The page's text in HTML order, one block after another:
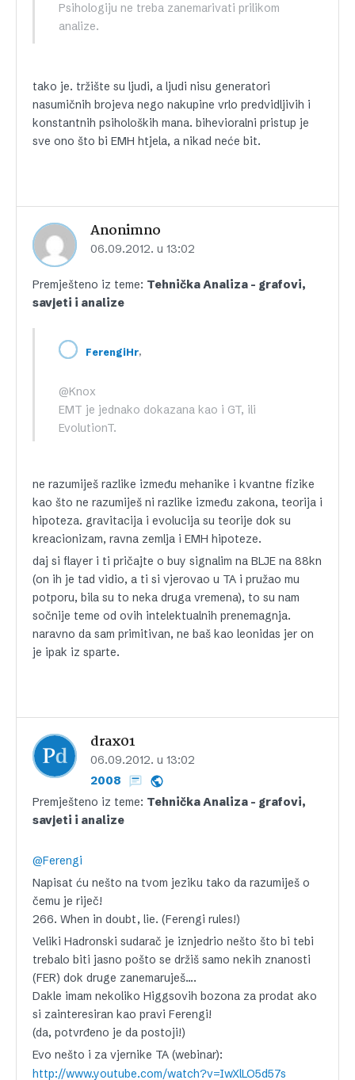
Psihologiju ne treba zanemarivati prilikom
analize.
tako je. tržište su ljudi, a ljudi nisu generatori
nasumičnih brojeva nego nakupine vrlo predvidljivih i
konstantnih psiholoških mana. bihevioralni pristup je
sve ono što bi EMH htjela, a nikad neće bit.
Anonimno
06.09.2012. u 13:02
Premješteno iz teme: Tehnička Analiza – grafovi,
savjeti i analize
FerengiHr,
@Knox
EMT je jednako dokazana kao i GT, ili
EvolutionT.
ne razumiješ razlike između mehanike i kvantne fizike
kao što ne razumiješ ni razlike između zakona, teorija i
hipoteza. gravitacija i evolucija su teorije dok su
kreacionizam, ravna zemlja i EMH hipoteze.
daj si flayer i ti pričajte o buy signalim na BLJE na 88kn
(on ih je tad vidio, a ti si vjerovao u TA i pružao mu
potporu, bila su to neka druga vremena), to su nam
sočnije teme od ovih intelektualnih prenemagnja.
naravno da sam primitivan, ne baš kao leonidas jer on
je ipak iz sparte.
drax01
06.09.2012. u 13:02
2008
Premješteno iz teme: Tehnička Analiza – grafovi,
savjeti i analize
@Ferengi
Napisat ću nešto na tvom jeziku tako da razumiješ o
čemu je riječ!
266. When in doubt, lie. (Ferengi rules!)
Veliki Hadronski sudarač je iznjedrio nešto što bi tebi
trebalo biti jasno pošto se držiš samo nekih znanosti
(FER) dok druge zanemaruješ….
Dakle imam nekoliko Higgsovih bozona za prodat ako
si zainteresiran kao pravi Ferengi!
(da, potvrđeno je da postoji!)
Evo nešto i za vjernike TA (webinar):
http://www.youtube.com/watch?v=IwXlLO5d57s